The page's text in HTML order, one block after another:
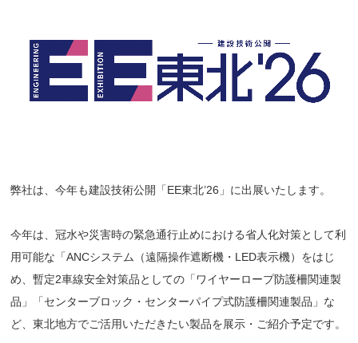
弊社は、今年も建設技術公開「EE東北’26」に出展いたします。
今年は、冠水や災害時の緊急通行止めにおける省人化対策として利
用可能な「ANCシステム（遠隔操作遮断機・LED表示機）をはじ
め、暫定2車線安全対策品としての「ワイヤーロープ防護柵関連製
品」「センターブロック・センターパイプ式防護柵関連製品」な
ど、東北地方でご活用いただきたい製品を展示・ご紹介予定です。